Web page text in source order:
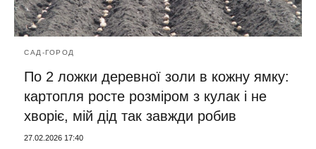
САД-ГОРОД
По 2 ложки деревної золи в кожну ямку:
картопля росте розміром з кулак і не
хворіє, мій дід так завжди робив
27.02.2026 17:40